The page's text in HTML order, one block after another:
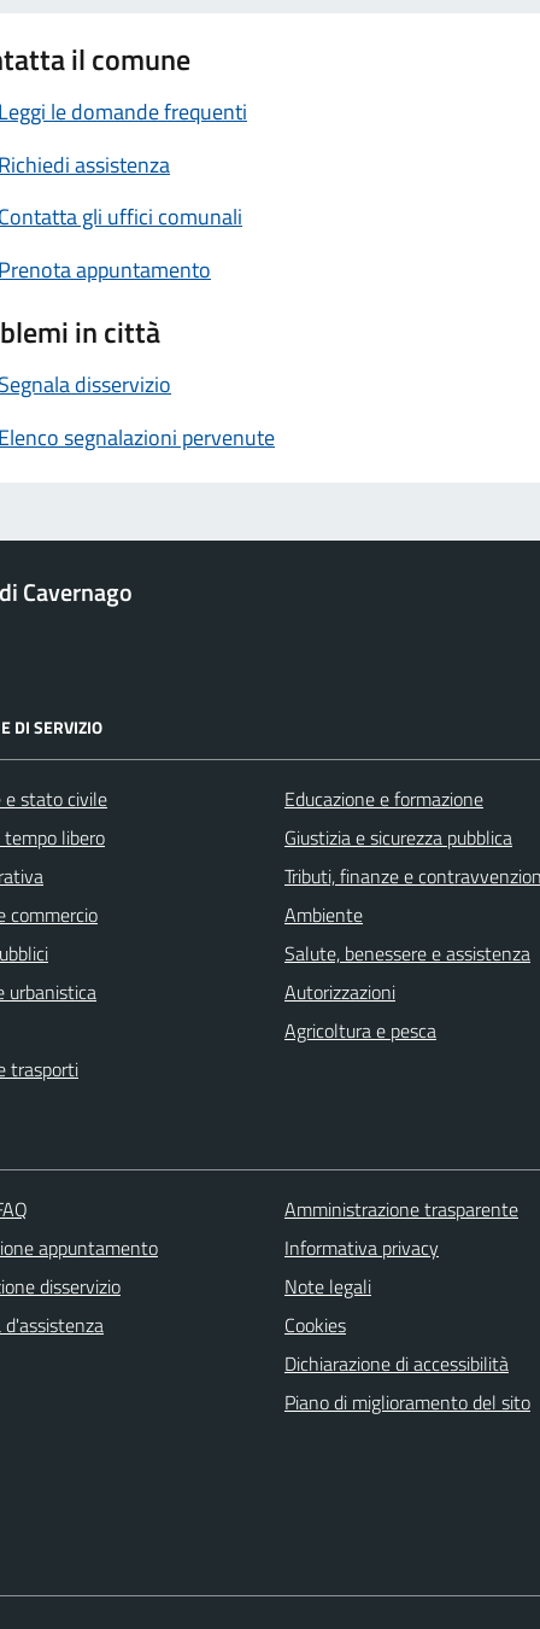
il comune
Leggi le domande frequenti
Richiedi assistenza
Contatta gli uffici comunali
Prenota appuntamento
in città
Segnala disservizio
Elenco segnalazioni pervenute
Cavernago
DI SERVIZIO
e stato civile
libero
commercio
urbanistica
trasporti
Educazione e formazione
Giustizia e sicurezza pubblica
Tributi, finanze e
Ambiente
Salute, benessere e assistenza
Autorizzazioni
Agricoltura e pesca
appuntamento
disservizio
d'assistenza
Amministrazione trasparente
Informativa privacy
Note legali
Cookies
Dichiarazione di accessibilità
Piano di miglioramento del sito